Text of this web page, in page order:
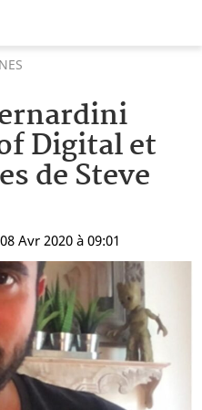
Digital et
de Steve
Avr 2020 à 09:01